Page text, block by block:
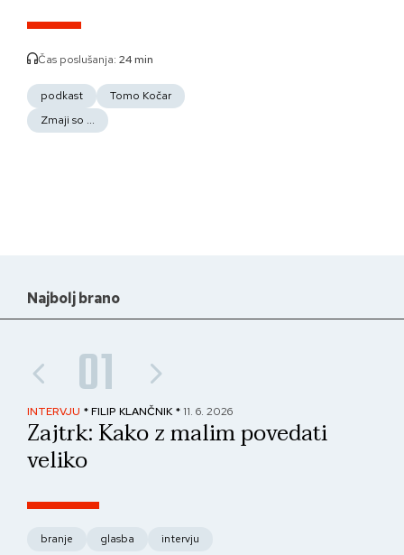
Čas poslušanja: 24 min
podkast
Tomo Kočar
Zmaji so ...
Najbolj brano
01
INTERVJU * FILIP KLANČNIK * 11. 6. 2026
Zajtrk: Kako z malim povedati
veliko
branje glasba intervju